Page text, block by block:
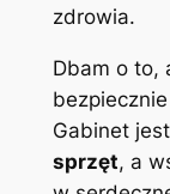
zdrowia.
Dbam o to,
Gabinet
sprzęt, a